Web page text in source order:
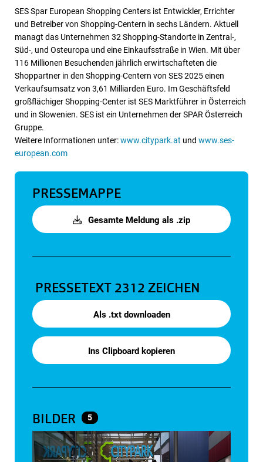
SES Spar European Shopping Centers ist Entwickler, Errichter
und Betreiber von Shopping-Centern in sechs Ländern. Aktuell
managt das Unternehmen 32 Shopping-Standorte in Zentral-,
Süd-, und Osteuropa und eine Einkaufsstraße in Wien. Mit über
116 Millionen Besuchenden jährlich erwirtschafteten die
Shoppartner in den Shopping-Centern von SES 2025 einen
Verkaufsumsatz von 3,61 Milliarden Euro. Im Geschäftsfeld
großflächiger Shopping-Center ist SES Marktführer in Österreich
und in Slowenien. SES ist ein Unternehmen der SPAR Österreich
Gruppe.
Weitere Informationen unter:www.citypark.at und www.ses-
european.com
PRESSEMAPPE
Gesamte Meldung als .zip
PRESSETEXT 2312 ZEICHEN
Als .txt downloaden
Ins Clipboard kopieren
BILDER 5